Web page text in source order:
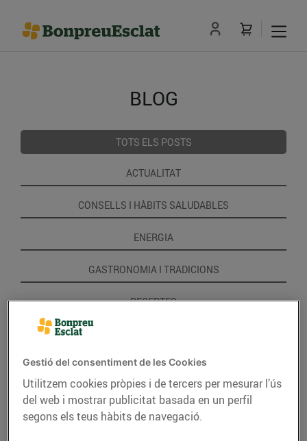
BLOG
TOTS ELS POSTS
ACTUALITAT
CONSELLS I HÀBITS SALUDABLES
ENERGIA
GASTRONOMIA I TRADICIONS
RECEPTES
Gestió del consentiment de les Cookies
Utilitzem cookies pròpies i de tercers per mesurar l’ús
del web i mostrar publicitat basada en un perfil
segons els teus hàbits de navegació.